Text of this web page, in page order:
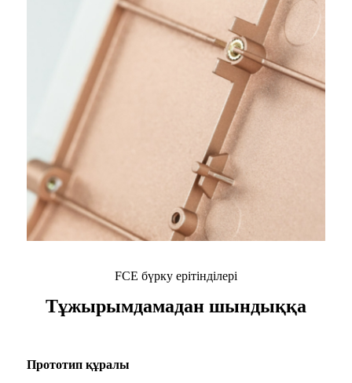
FCE бүрку ерітінділері
Тұжырымдамадан шындыққа
Прототип құралы